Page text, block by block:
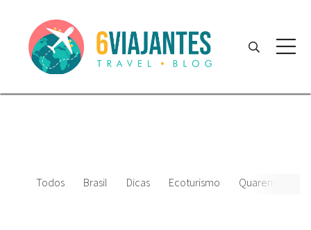
Todos Brasil Dicas Ecoturismo Quarentena